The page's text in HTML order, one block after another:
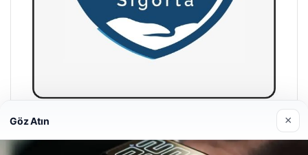
Hastaş Beton
26/05/2026
Göz Atın ×